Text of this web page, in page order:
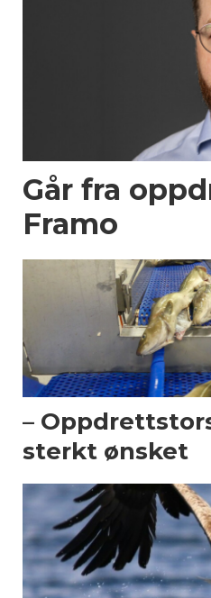
Går fra
Framo
–
sterkt ønsket